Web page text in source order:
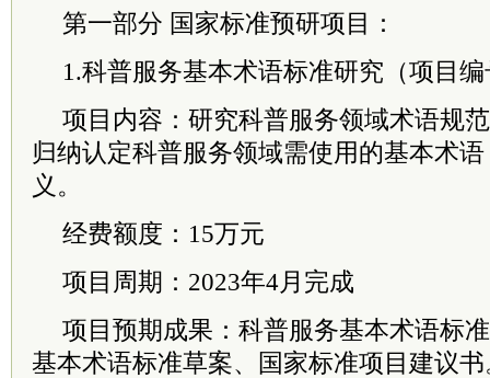
第一部分 国家标准预研项目：
1.科普服务基本术语标准研究（项目
项目内容：研究科普服务领域术语规
归纳认定科普服务领域需使用的基本术
义。
经费额度：15万元
项目周期：2023年4月完成
项目预期成果：科普服务基本术语标
基本术语标准草案、国家标准项目建议书